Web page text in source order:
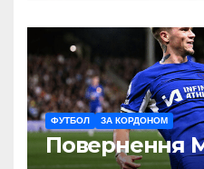
ФУТБОЛ ЗА КОРДОНОМ
Повернення